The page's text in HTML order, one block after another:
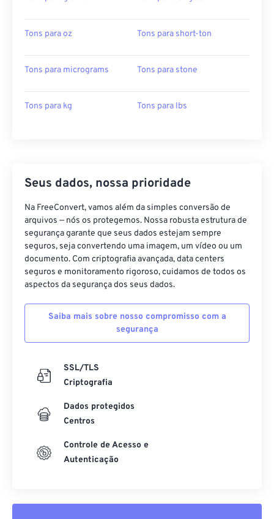
Tons para oz Tons para short-ton
Tons para micrograms Tons para stone
Tons para kg Tons para lbs
Seus dados, nossa prioridade
Na FreeConvert, vamos além da simples conversão de
arquivos — nós os protegemos. Nossa robusta estrutura de
segurança garante que seus dados estejam sempre
seguros, seja convertendo uma imagem, um vídeo ou um
documento. Com criptografia avançada, data centers
seguros e monitoramento rigoroso, cuidamos de todos os
aspectos da segurança dos seus dados.
Saiba mais sobre nosso compromisso com a
segurança
SSL/TLS
Criptografia
Dados protegidos
Centros
Controle de Acesso e
Autenticação